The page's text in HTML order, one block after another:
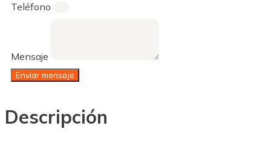
Teléfono
Mensaje
Enviar mensaje
Descripción